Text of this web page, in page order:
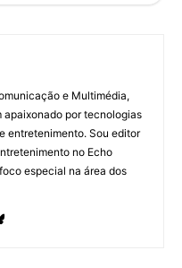
e Multimédia,
apaixonado por tecnologias
entretenimento. Sou editor
no Echo
especial na área dos